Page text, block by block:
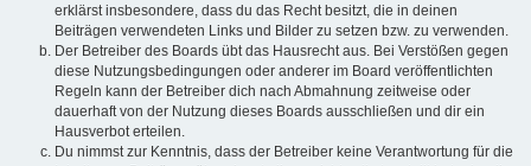
erklärst insbesondere, dass du das Recht besitzt, die in deinen
Beiträgen verwendeten Links und Bilder zu setzen bzw. zu verwenden.
Der Betreiber des Boards übt das Hausrecht aus. Bei Verstößen gegen
diese Nutzungsbedingungen oder anderer im Board veröffentlichten
Regeln kann der Betreiber dich nach Abmahnung zeitweise oder
dauerhaft von der Nutzung dieses Boards ausschließen und dir ein
Hausverbot erteilen.
Du nimmst zur Kenntnis, dass der Betreiber keine Verantwortung für die